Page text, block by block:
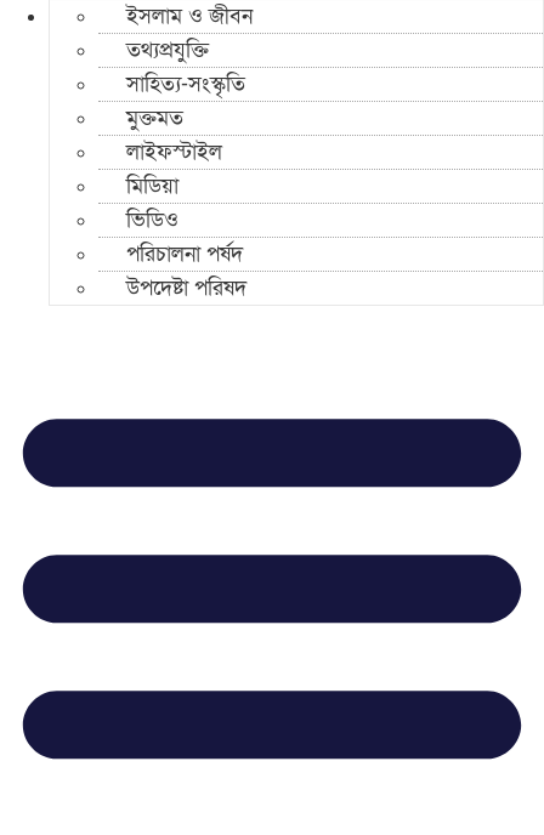
ইসলাম ও জীবন
তথ্যপ্রযুক্তি
সাহিত্য-সংস্কৃতি
মুক্তমত
লাইফস্টাইল
মিডিয়া
ভিডিও
পরিচালনা পর্ষদ
উপদেষ্টা পরিষদ